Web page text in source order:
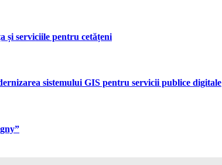
și serviciile pentru cetățeni
sistemului GIS pentru servicii publice digitale